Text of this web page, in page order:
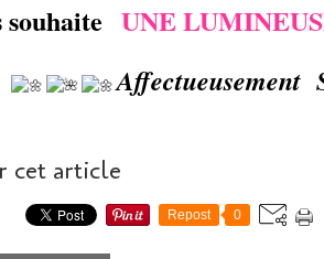
souhaite UNE
Affectueusement
cet article
Repost 0